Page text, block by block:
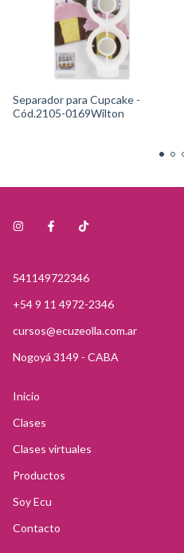
Separador para Cupcake -
Cód.2105-0169Wilton
541149722346
+54 9 11 4972-2346
cursos@ecuzeolla.com.ar
Nogoyá 3149 - CABA
Inicio
Clases
Clases virtuales
Productos
Soy Ecu
Contacto